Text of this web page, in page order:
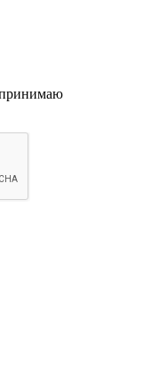
принимаю